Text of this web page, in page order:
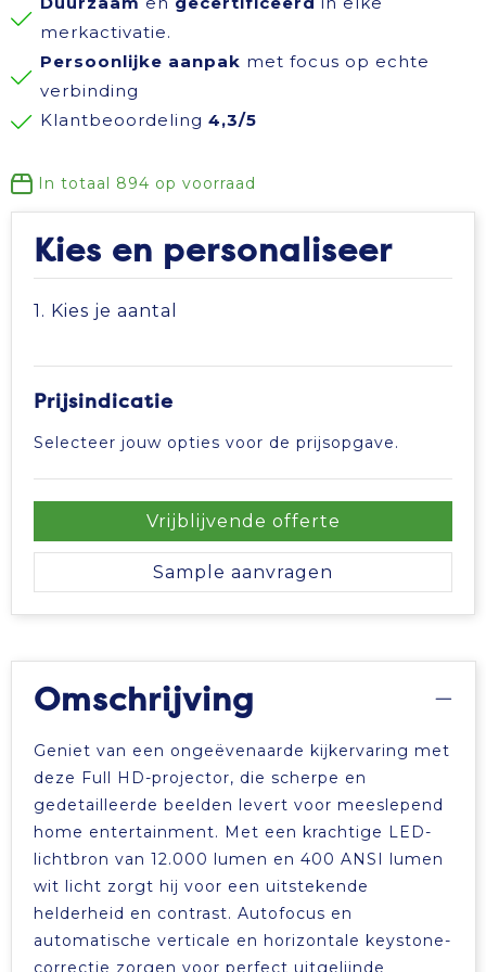
Reisbenodigdheden
Schrijfwaren
Snoepgoed
Spellen voor binnen en buiten
Veiligheid, Auto en Fiets
Waterflesjes
Reflecterende polo's
Reflecterende vesten
Schorten en Sloven
Sweaters
Veiligheidssignalering en Verlichting
Vesten
Schoenen
Sweaters
Gilets
Koeltassen en Koelboxen
Koffers en Trolleys
Matrozentassen
Opbergtassen
Papieren tassen
Promotietassen
Reistassensets
Schoenentassen
Schoudertassen
Sporttassen
Strandtassen
merkactivatie.
Persoonlijke aanpak met focus op echte
verbinding
Klantbeoordeling 4,3/5
In totaal 894 op voorraad
Kies en personaliseer
1. Kies je aantal
Prijsindicatie
Selecteer jouw opties voor de prijsopgave.
Vrijblijvende offerte
Sample aanvragen
Omschrijving
Geniet van een ongeëvenaarde kijkervaring met
deze Full HD-projector, die scherpe en
gedetailleerde beelden levert voor meeslepend
home entertainment. Met een krachtige LED-
lichtbron van 12.000 lumen en 400 ANSI lumen
wit licht zorgt hij voor een uitstekende
helderheid en contrast. Autofocus en
automatische verticale en horizontale keystone-
correctie zorgen voor perfect uitgelijnde